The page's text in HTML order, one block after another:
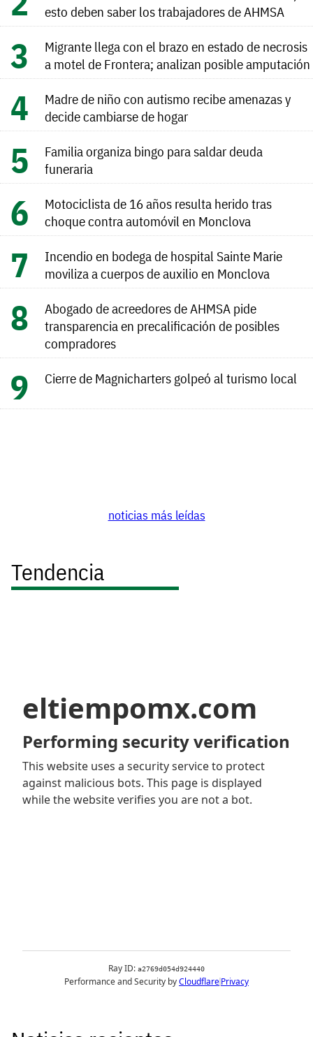
esto deben saber los trabajadores de AHMSA
Migrante llega con el brazo en estado de necrosis
a motel de Frontera; analizan posible amputación
Madre de niño con autismo recibe amenazas y
decide cambiarse de hogar
Familia organiza bingo para saldar deuda
funeraria
Motociclista de 16 años resulta herido tras
choque contra automóvil en Monclova
Incendio en bodega de hospital Sainte Marie
moviliza a cuerpos de auxilio en Monclova
Abogado de acreedores de AHMSA pide
transparencia en precalificación de posibles
compradores
Cierre de Magnicharters golpeó al turismo local
noticias más leídas
Tendencia